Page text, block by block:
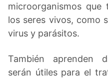
microorganismos
los seres vivos, como
virus y parásitos.
También aprenden
serán útiles para el